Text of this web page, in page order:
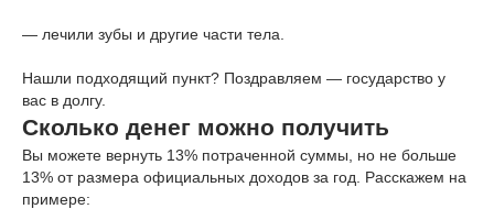
— лечили зубы и другие части тела.
Нашли подходящий пункт? Поздравляем — государство у
вас в долгу.
Сколько денег можно получить
Вы можете вернуть 13% потраченной суммы, но не больше
13% от размера официальных доходов за год. Расскажем на
примере: